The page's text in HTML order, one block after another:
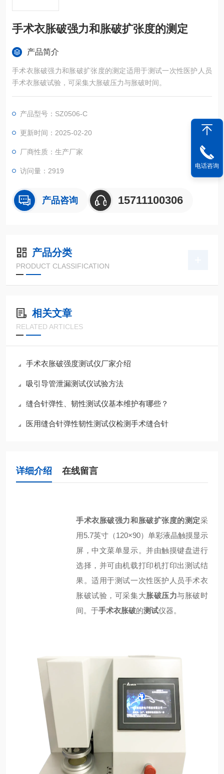
手术衣胀破强力和胀破扩张度的测定
产品简介
手术衣胀破强力和胀破扩张度的测定适用于测试一次性医护人员
手术衣胀破试验，可采集大胀破压力与胀破时间。
产品型号：SZ0506-C
更新时间：2025-02-20
厂商性质：生产厂家
访问量：2919
产品咨询 15711100306
产品分类
PRODUCT CLASSIFICATION
相关文章
RELATED ARTICLES
手术衣胀破强度测试仪厂家介绍
吸引导管泄漏测试仪试验方法
缝合针弹性、韧性测试仪基本维护有哪些？
医用缝合针弹性韧性测试仪检测手术缝合针
详细介绍 在线留言
手术衣胀破强力和胀破扩张度的测定采
用5.7英寸（120×90）单彩液晶触摸显示
屏，中文菜单显示。并由触摸键盘进行
选择，并可由机载打印机打印出测试结
果。适用于测试一次性医护人员手术衣
胀破试验，可采集大胀破压力与胀破时
间。 于手术衣胀破的测试仪器。
电话咨询